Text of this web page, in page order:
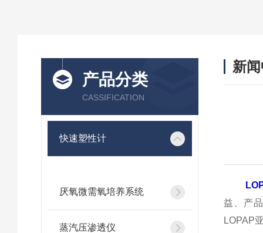
产品分类
CASSIFICATION
快速塑性计
厌氧微需氧培养系统
蒸汽压渗透仪
新
益、产
LOPAP